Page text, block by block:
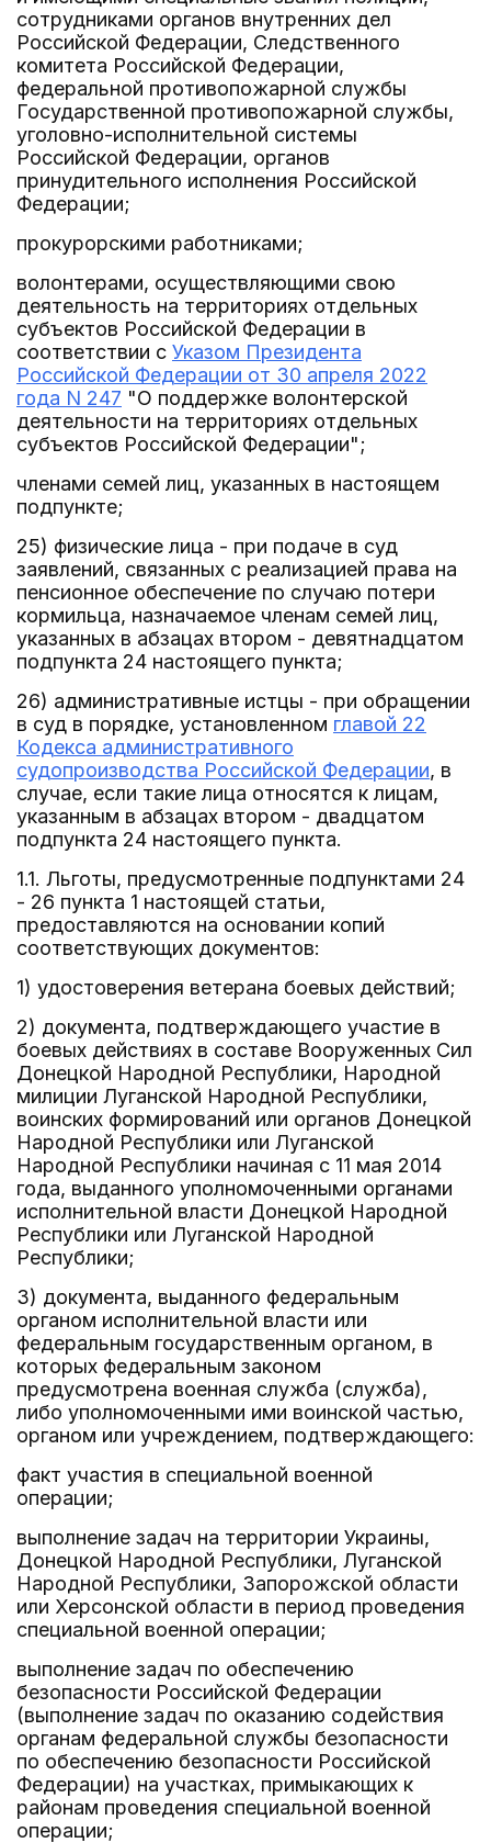
сотрудниками органов внутренних дел
Российской Федерации, Следственного
комитета Российской Федерации,
федеральной противопожарной службы
Государственной противопожарной службы,
уголовно-исполнительной системы
Российской Федерации, органов
принудительного исполнения Российской
Федерации;
прокурорскими работниками;
волонтерами, осуществляющими свою
деятельность на территориях отдельных
субъектов Российской Федерации в
соответствии с Указом Президента
Российской Федерации от 30 апреля 2022
года N 247 "О поддержке волонтерской
деятельности на территориях отдельных
субъектов Российской Федерации";
членами семей лиц, указанных в настоящем
подпункте;
25) физические лица - при подаче в суд
заявлений, связанных с реализацией права на
пенсионное обеспечение по случаю потери
кормильца, назначаемое членам семей лиц,
указанных в абзацах втором - девятнадцатом
подпункта 24 настоящего пункта;
26) административные истцы - при обращении
в суд в порядке, установленном главой 22
Кодекса административного
судопроизводства Российской Федерации, в
случае, если такие лица относятся к лицам,
указанным в абзацах втором - двадцатом
подпункта 24 настоящего пункта.
1.1. Льготы, предусмотренные подпунктами 24
- 26 пункта 1 настоящей статьи,
предоставляются на основании копий
соответствующих документов:
1) удостоверения ветерана боевых действий;
2) документа, подтверждающего участие в
боевых действиях в составе Вооруженных Сил
Донецкой Народной Республики, Народной
милиции Луганской Народной Республики,
воинских формирований или органов Донецкой
Народной Республики или Луганской
Народной Республики начиная с 11 мая 2014
года, выданного уполномоченными органами
исполнительной власти Донецкой Народной
Республики или Луганской Народной
Республики;
3) документа, выданного федеральным
органом исполнительной власти или
федеральным государственным органом, в
которых федеральным законом
предусмотрена военная служба (служба),
либо уполномоченными ими воинской частью,
органом или учреждением, подтверждающего:
факт участия в специальной военной
операции;
выполнение задач на территории Украины,
Донецкой Народной Республики, Луганской
Народной Республики, Запорожской области
или Херсонской области в период проведения
специальной военной операции;
выполнение задач по обеспечению
безопасности Российской Федерации
(выполнение задач по оказанию содействия
органам федеральной службы безопасности
по обеспечению безопасности Российской
Федерации) на участках, примыкающих к
районам проведения специальной военной
операции;